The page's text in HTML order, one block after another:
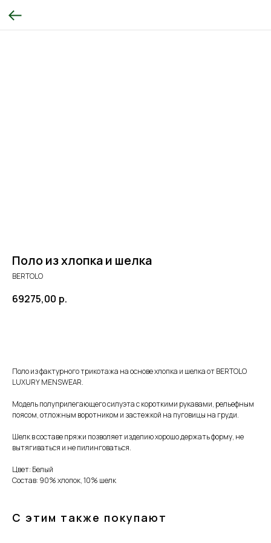
Поло из хлопка и шелка
BERTOLO
69275,00 р.
Поло из фактурного трикотажа на основе хлопка и шелка от BERTOLO
LUXURY MENSWEAR.
Модель полуприлегающего силуэта с короткими рукавами, рельефным
поясом, отложным воротником и застежкой на пуговицы на груди.
Шелк в составе пряжи позволяет изделию хорошо держать форму, не
вытягиваться и не пилинговаться.
Цвет: Белый
Состав: 90% хлопок, 10% шелк
С этим также покупают